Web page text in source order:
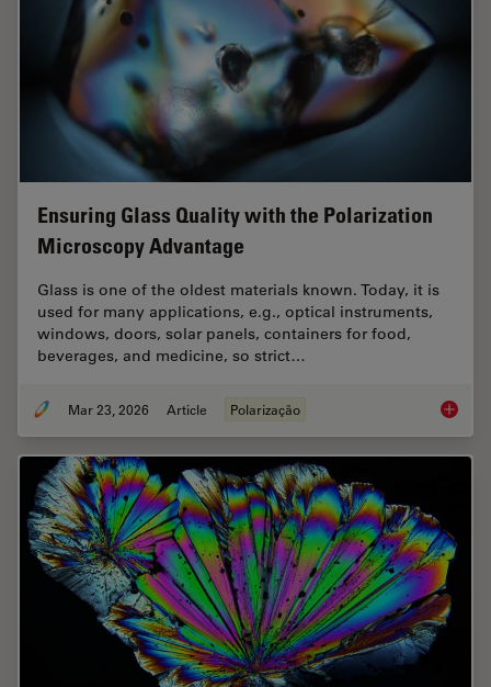
Ensuring Glass Quality with the Polarization
Microscopy Advantage
Glass is one of the oldest materials known. Today, it is
used for many applications, e.g., optical instruments,
windows, doors, solar panels, containers for food,
beverages, and medicine, so strict…
Mar 23, 2026 Article Polarização